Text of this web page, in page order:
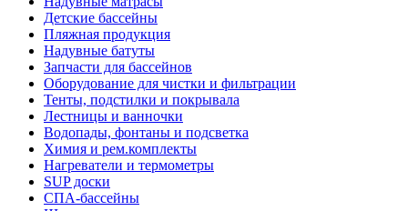
Детские бассейны
Пляжная продукция
Надувные батуты
Запчасти для бассейнов
Оборудование для чистки и фильтрации
Тенты, подстилки и покрывала
Лестницы и ванночки
Водопады, фонтаны и подсветка
Химия и рем.комплекты
Нагреватели и термометры
SUP доски
СПА-бассейны